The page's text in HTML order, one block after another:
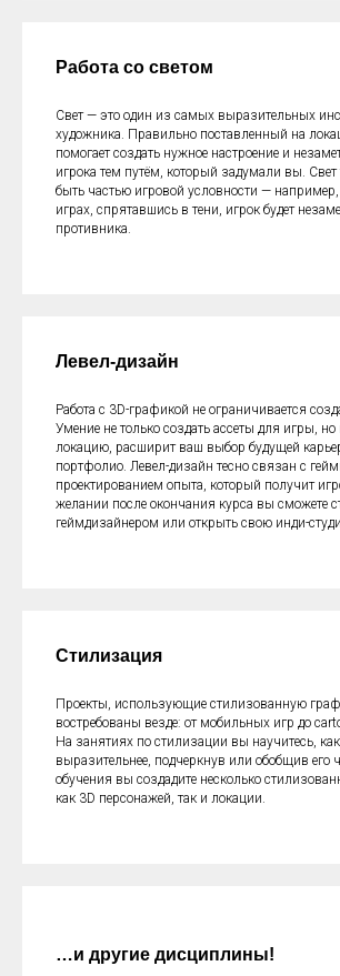
Работа со светом
Свет — это один из самых выразительных
художника. Правильно поставленный на
помогает создать нужное настроение и
игрока тем путём, который задумали вы.
быть частью игровой условности —
играх, спрятавшись в тени, игрок будет
противника.
Левел-дизайн
Работа с 3D-графикой не ограничивается
Умение не только создать ассеты для игры,
локацию, расширит ваш выбор будущей
портфолио. Левел-дизайн тесно связан с
проектированием опыта, который получит
желании после окончания курса вы сможете
геймдизайнером или открыть свою инди-
Стилизация
Проекты, использующие стилизованную
востребованы везде: от мобильных игр до
На занятиях по стилизации вы научитесь, как
выразительнее, подчеркнув или обобщив его
обучения вы создадите несколько
как 3D персонажей, так и локации.
…и другие дисциплины!